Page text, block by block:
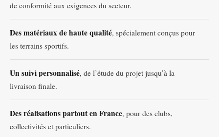
de conformité aux exigences du secteur.
Des matériaux de haute qualité, spécialement conçus pour
les terrains sportifs.
Un suivi personnalisé, de l’étude du projet jusqu’à la
livraison finale.
Des réalisations partout en France, pour des clubs,
collectivités et particuliers.